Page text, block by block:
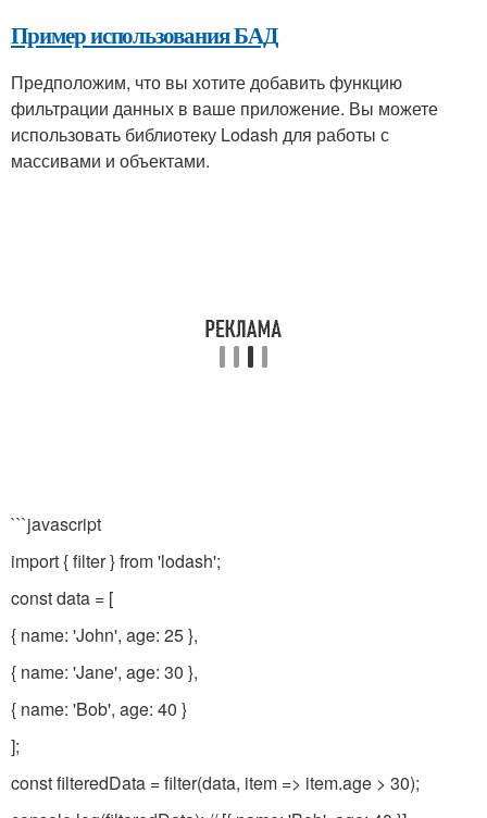
Пример использования БАД
Предположим, что вы хотите добавить функцию
фильтрации данных в ваше приложение. Вы можете
использовать библиотеку Lodash для работы с
массивами и объектами.
```javascript
import { filter } from 'lodash';
const data = [
{ name: 'John', age: 25 },
{ name: 'Jane', age: 30 },
{ name: 'Bob', age: 40 }
];
const filteredData = filter(data, item => item.age > 30);